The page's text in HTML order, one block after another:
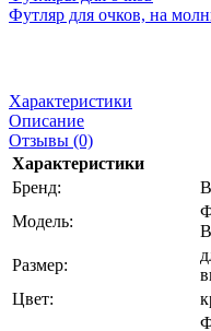
Футляр для очков, на
Характеристики
Описание
Отзывы (0)
Характеристики
Бренд:
Модель:
Размер:
Цвет: